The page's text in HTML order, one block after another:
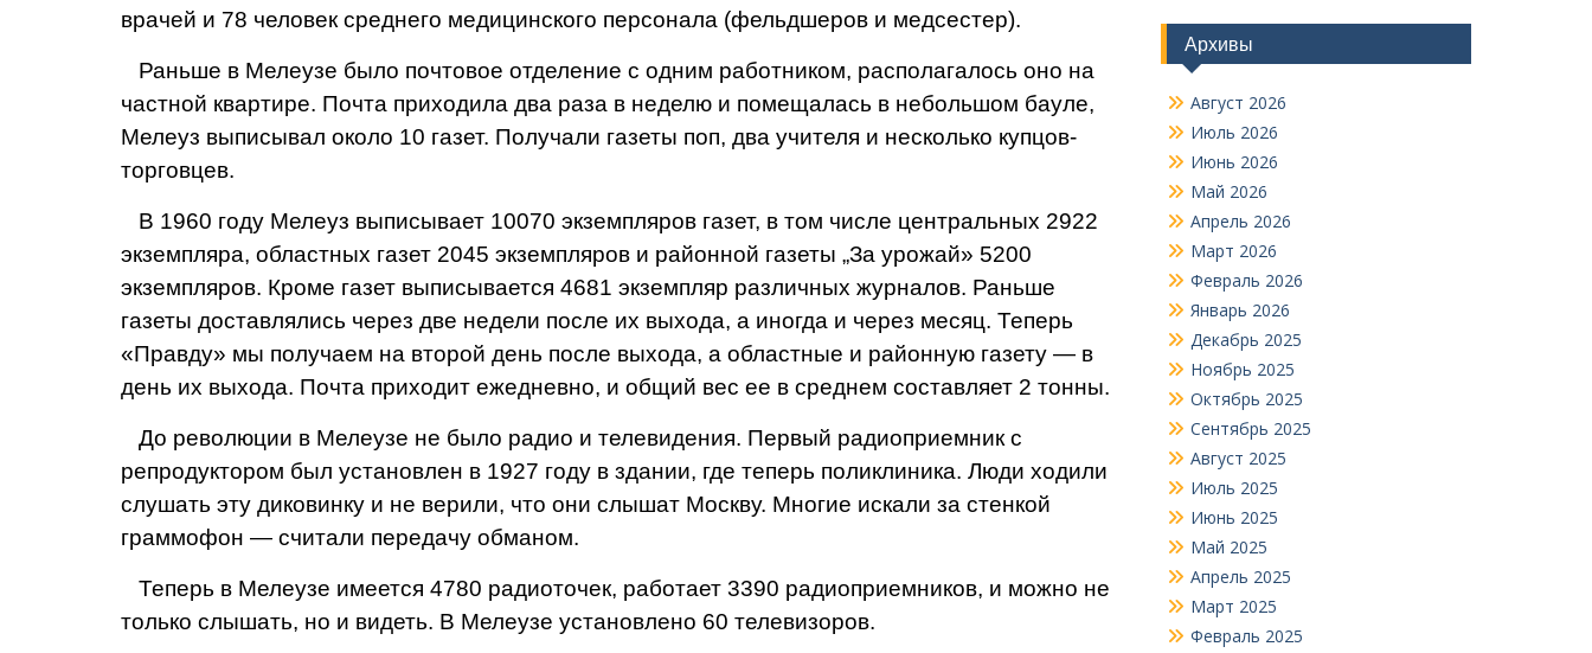
врачей и 78 человек среднего медицин­ского персонала (фельд­шеров и медсестер).
Раньше в Мелеузе было почтовое отделение с од­ним работником, располага­лось оно на
частной квар­тире. Почта приходила два раза в неделю и помещалась в небольшом ба­уле,
Мелеуз выписывал около 10 газет. Получали газеты поп, два учителя и несколько купцов-
торговцев.
В 1960 году Мелеуз вы­писывает 10070 экземпля­ров газет, в том числе центральных 2922
экзем­пляра, областных газет 2045 экземпляров и район­ной газеты „За урожай» 5200
экземпляров. Кроме газет выписывается 4681 экземпляр различных журналов. Раньше
газеты до­ставлялись через две не­дели после их выхода, а иногда и через месяц. Те­перь
«Правду» мы полу­чаем на второй день после выхода, а областные и районную газету — в
день их выхода. Почта прихо­дит ежедневно, и общий вес ее в среднем состав­ляет 2 тонны.
До революции в Мелеузе не было радио и теле­видения. Первый радио­приемник с
репродуктором был установлен в 1927 го­ду в здании, где теперь поликлиника. Люди ходи­ли
слушать эту диковинку и не верили, что они слы­шат Москву. Многие иска­ли за стенкой
граммофон — считали передачу обманом.
Теперь в Мелеузе име­ется 4780 радиоточек, ра­ботает 3390 радиоприемни­ков, и можно не
только слышать, но и видеть. В Мелеузе установлено 60 телевизоров.
Архивы
Август 2026
Июль 2026
Июнь 2026
Май 2026
Апрель 2026
Март 2026
Февраль 2026
Январь 2026
Декабрь 2025
Ноябрь 2025
Октябрь 2025
Сентябрь 2025
Август 2025
Июль 2025
Июнь 2025
Май 2025
Апрель 2025
Март 2025
Февраль 2025